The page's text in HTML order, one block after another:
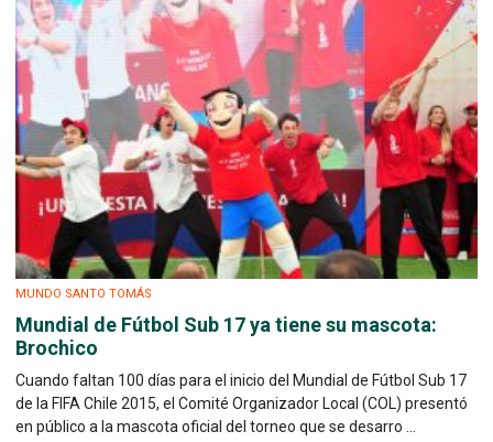
MUNDO SANTO TOMÁS
Mundial de Fútbol Sub 17 ya tiene su mascota:
Brochico
Cuando faltan 100 días para el inicio del Mundial de Fútbol Sub 17
de la FIFA Chile 2015, el Comité Organizador Local (COL) presentó
en público a la mascota oficial del torneo que se desarro ...